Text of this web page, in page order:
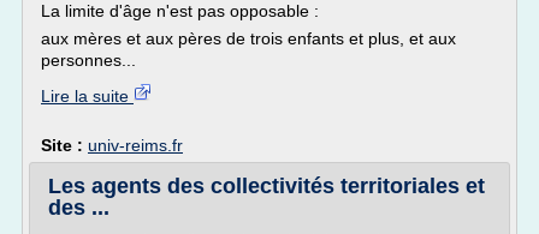
La limite d'âge n'est pas opposable :
aux mères et aux pères de trois enfants et plus, et aux
personnes...
Lire la suite
Site : univ-reims.fr
Les agents des collectivités territoriales et
des ...